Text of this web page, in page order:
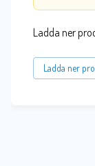
Ladda ner
Ladda ner